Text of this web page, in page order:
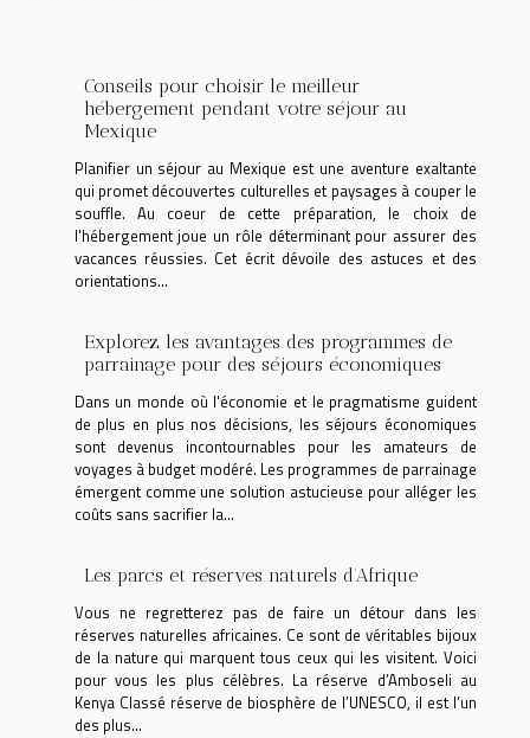
Conseils pour choisir le meilleur
hébergement pendant votre séjour au
Mexique
Planifier un séjour au Mexique est une aventure exaltante
qui promet découvertes culturelles et paysages à couper le
souffle. Au coeur de cette préparation, le choix de
l'hébergement joue un rôle déterminant pour assurer des
vacances réussies. Cet écrit dévoile des astuces et des
orientations...
Explorez les avantages des programmes de
parrainage pour des séjours économiques
Dans un monde où l'économie et le pragmatisme guident
de plus en plus nos décisions, les séjours économiques
sont devenus incontournables pour les amateurs de
voyages à budget modéré. Les programmes de parrainage
émergent comme une solution astucieuse pour alléger les
coûts sans sacrifier la...
Les parcs et réserves naturels d’Afrique
Vous ne regretterez pas de faire un détour dans les
réserves naturelles africaines. Ce sont de véritables bijoux
de la nature qui marquent tous ceux qui les visitent. Voici
pour vous les plus célèbres. La réserve d’Amboseli au
Kenya Classé réserve de biosphère de l’UNESCO, il est l’un
des plus...